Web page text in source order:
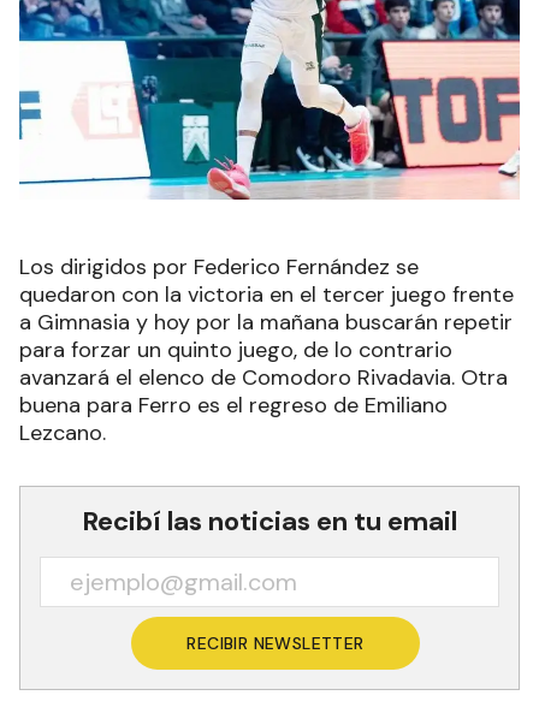
Los dirigidos por Federico Fernández se
quedaron con la victoria en el tercer juego frente
a Gimnasia y hoy por la mañana buscarán repetir
para forzar un quinto juego, de lo contrario
avanzará el elenco de Comodoro Rivadavia. Otra
buena para Ferro es el regreso de Emiliano
Lezcano.
Recibí las noticias en tu email
RECIBIR NEWSLETTER